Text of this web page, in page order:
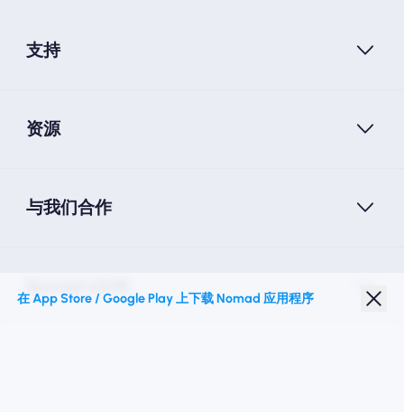
支持
资源
与我们合作
在 App Store / Google Play 上下载 Nomad 应用程序